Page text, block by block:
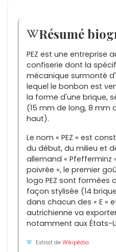
Résumé
PEZ est une entreprise
confiserie dont la
mécanique surmonté
lequel le bonbon est
la forme d'une brique,
(15 mm de long, 8 mm
haut).
Le nom « PEZ » est
du début, du milieu et
allemand « Pfefferminz
poivrée », le premier
logo PEZ sont formées
façon stylisée (14
dans chacun des « E »
autrichienne va
notamment aux États-
Extrait deWikipédia